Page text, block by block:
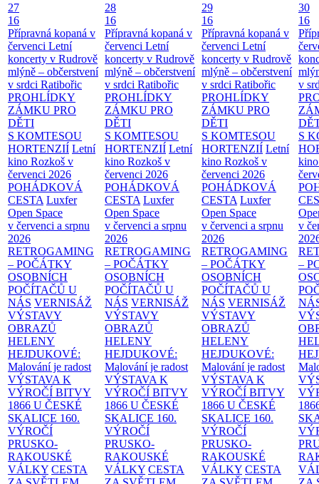
27
16
Přípravná kopaná v
červenci Letní
koncerty v Rudrově
mlýně – občerstvení
v srdci Ratibořic
PROHLÍDKY
ZÁMKU PRO
DĚTI
S KOMTESOU
HORTENZIÍ Letní
kino Rozkoš v
červenci 2026
POHÁDKOVÁ
CESTA Luxfer
Open Space
v červenci a srpnu
2026
RETROGAMING
– POČÁTKY
OSOBNÍCH
POČÍTAČŮ U
NÁS VERNISÁŽ
VÝSTAVY
OBRAZŮ
HELENY
HEJDUKOVÉ:
Malování je radost
VÝSTAVA K
VÝROČÍ BITVY
1866 U ČESKÉ
SKALICE 160.
VÝROČÍ
PRUSKO-
RAKOUSKÉ
VÁLKY CESTA
28
16
Přípravná kopaná v
červenci Letní
koncerty v Rudrově
mlýně – občerstvení
v srdci Ratibořic
PROHLÍDKY
ZÁMKU PRO
DĚTI
S KOMTESOU
HORTENZIÍ Letní
kino Rozkoš v
červenci 2026
POHÁDKOVÁ
CESTA Luxfer
Open Space
v červenci a srpnu
2026
RETROGAMING
– POČÁTKY
OSOBNÍCH
POČÍTAČŮ U
NÁS VERNISÁŽ
VÝSTAVY
OBRAZŮ
HELENY
HEJDUKOVÉ:
Malování je radost
VÝSTAVA K
VÝROČÍ BITVY
1866 U ČESKÉ
SKALICE 160.
VÝROČÍ
PRUSKO-
RAKOUSKÉ
VÁLKY CESTA
29
16
Přípravná kopaná v
červenci Letní
koncerty v Rudrově
mlýně – občerstvení
v srdci Ratibořic
PROHLÍDKY
ZÁMKU PRO
DĚTI
S KOMTESOU
HORTENZIÍ Letní
kino Rozkoš v
červenci 2026
POHÁDKOVÁ
CESTA Luxfer
Open Space
v červenci a srpnu
2026
RETROGAMING
– POČÁTKY
OSOBNÍCH
POČÍTAČŮ U
NÁS VERNISÁŽ
VÝSTAVY
OBRAZŮ
HELENY
HEJDUKOVÉ:
Malování je radost
VÝSTAVA K
VÝROČÍ BITVY
1866 U ČESKÉ
SKALICE 160.
VÝROČÍ
PRUSKO-
RAKOUSKÉ
VÁLKY CESTA
30
16
v
S
v
–